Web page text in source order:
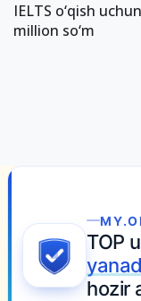
IELTS o‘qish
million so‘m
TOP
hozir